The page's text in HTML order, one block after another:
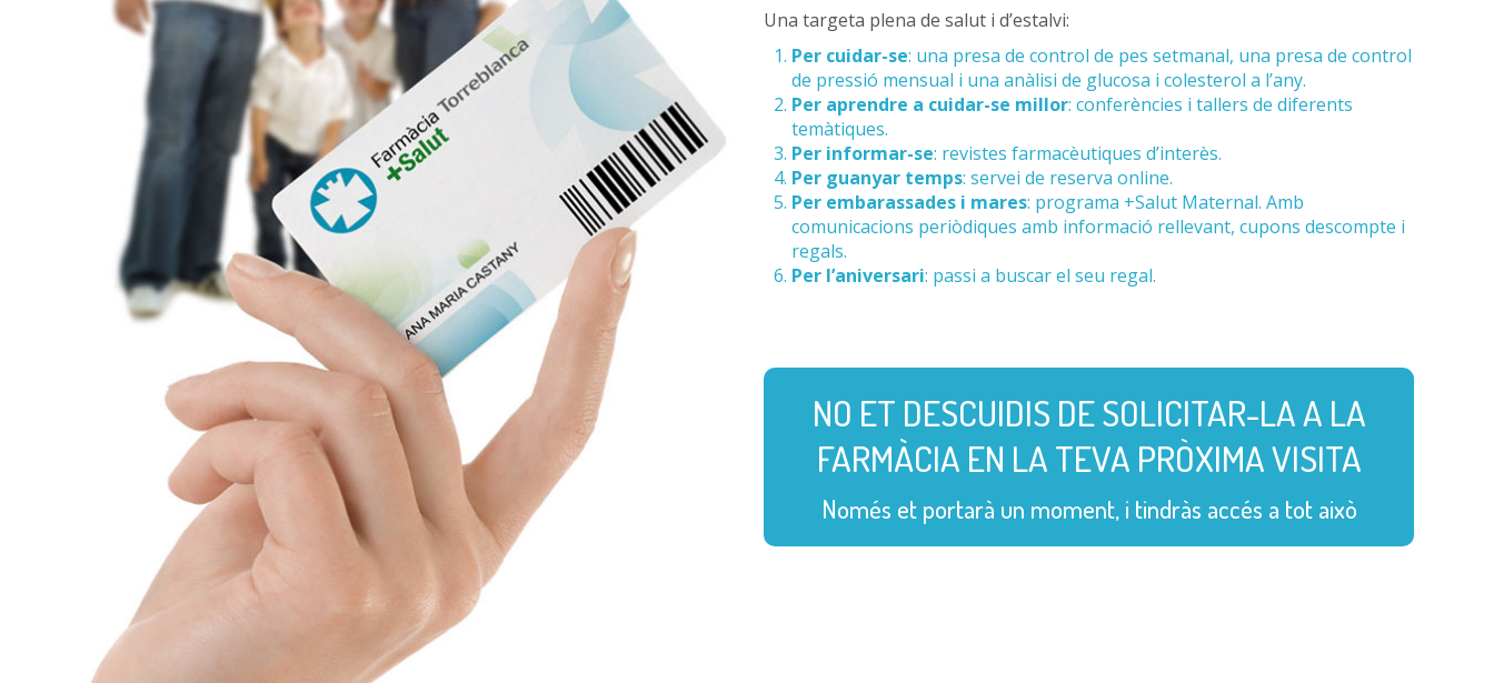
Una targeta plena de salut i d’estalvi:
Per cuidar-se: una presa de control de pes setmanal, una presa de control
de pressió mensual i una anàlisi de glucosa i colesterol a l’any.
Per aprendre a cuidar-se millor: conferències i tallers de diferents
temàtiques.
Per informar-se: revistes farmacèutiques d’interès.
Per guanyar temps: servei de reserva online.
Per embarassades i mares: programa +Salut Maternal. Amb
comunicacions periòdiques amb informació rellevant, cupons descompte i
regals.
Per l’aniversari: passi a buscar el seu regal.
NO ET DESCUIDIS DE SOLICITAR-LA A LA
FARMÀCIA EN LA TEVA PRÒXIMA VISITA
Només et portarà un moment, i tindràs accés a tot això